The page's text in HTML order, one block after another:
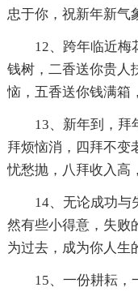
忠于你，祝新年新气
12、跨年临近梅
钱树，二香送你贵人
恼，五香送你钱满箱
13、新年到，拜
拜烦恼消，四拜不变
忧愁抛，八拜收入高
14、无论成功与
然有些小得意，失败
为过去，成为你人生
15、一份耕耘，